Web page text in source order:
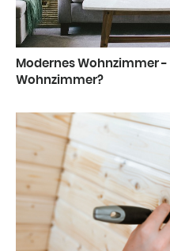
Modernes Wohnzimmer
Wohnzimmer?